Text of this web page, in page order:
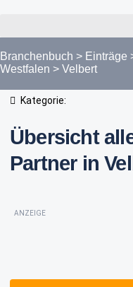
Branchenbuch > Einträge
Westfalen > Velbert
Kategorie:
Übersicht
Partner in
ANZEIGE